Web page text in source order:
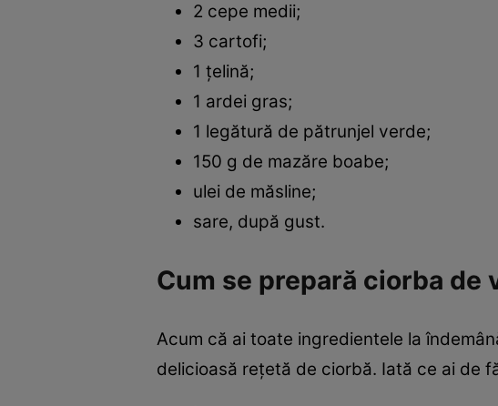
2 cepe medii;
3 cartofi;
1 țelină;
1 ardei gras;
1 legătură de pătrunjel verde;
150 g de mazăre boabe;
ulei de măsline;
sare, după gust.
Cum se prepară ciorba de
Acum că ai toate ingredientele la
delicioasă rețetă de ciorbă. Iată ce ai de